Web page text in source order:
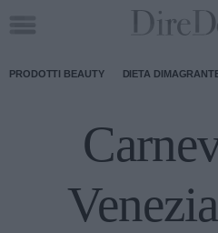
PRODOTTI BEAUTY DIETA